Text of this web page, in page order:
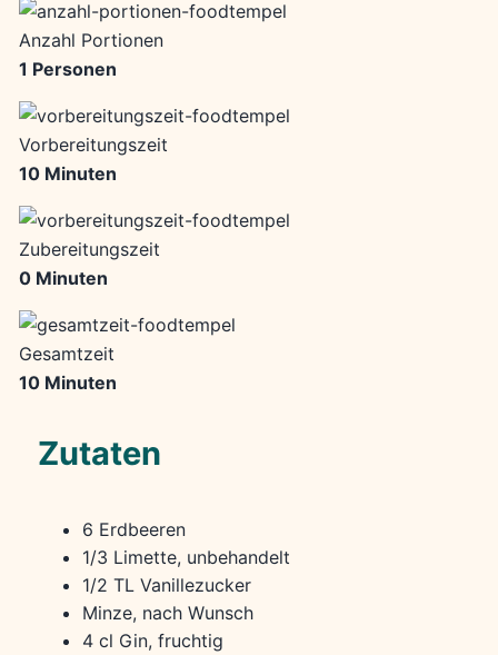
Anzahl Portionen
1 Personen
Vorbereitungszeit
10 Minuten
Zubereitungszeit
0 Minuten
Gesamtzeit
10 Minuten
Zutaten
6 Erdbeeren
1/3 Limette, unbehandelt
1/2 TL Vanillezucker
Minze, nach Wunsch
4 cl Gin, fruchtig